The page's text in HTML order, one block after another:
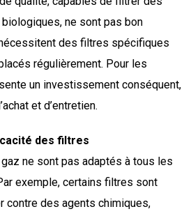
ne sont pas bon
des filtres spécifiques
régulièrement. Pour les
un investissement conséquent,
et d’entretien.
des filtres
ne sont pas adaptés à tous les
exemple, certains filtres sont
contre des agents chimiques,